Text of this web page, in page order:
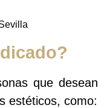
que desean
estéticos, como: